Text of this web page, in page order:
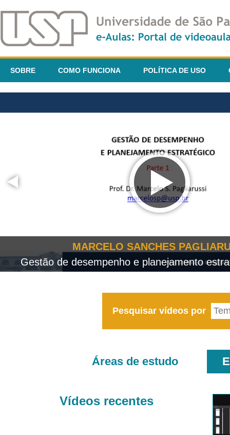
SOBRE COMO FUNCIONA POLÍTICA DE USO
MARCELO SANCHES
Gestão de desempenho e planejamento
Pesquisar vídeos por
Áreas de estudo
Vídeos recentes